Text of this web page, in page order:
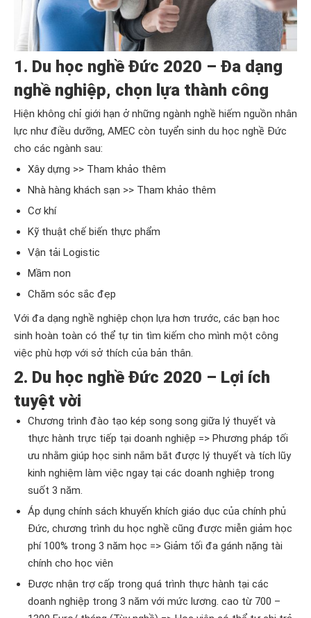
1. Du học nghề Đức 2020 – Đa dạng
nghề nghiệp, chọn lựa thành công
Hiện không chỉ giới hạn ở những ngành nghề hiếm nguồn nhân
lực như điều dưỡng, AMEC còn tuyển sinh du học nghề Đức
cho các ngành sau:
Xây dựng >> Tham khảo thêm
Nhà hàng khách sạn >> Tham khảo thêm
Cơ khí
Kỹ thuật chế biến thực phẩm
Vận tải Logistic
Mầm non
Chăm sóc sắc đẹp
Với đa dạng nghề nghiệp chọn lựa hơn trước, các bạn hoc
sinh hoàn toàn có thể tự tin tìm kiếm cho mình một công
việc phù hợp với sở thích của bản thân.
2. Du học nghề Đức 2020 – Lợi ích
tuyệt vời
Chương trình đào tạo kép song song giữa lý thuyết và
thực hành trực tiếp tại doanh nghiệp => Phương pháp tối
ưu nhằm giúp học sinh nắm bắt được lý thuyết và tích lũy
kinh nghiệm làm việc ngay tại các doanh nghiệp trong
suốt 3 năm.
Áp dụng chính sách khuyến khích giáo dục của chính phủ
Đức, chương trình du học nghề cũng được miễn giảm học
phí 100% trong 3 năm học => Giảm tối đa gánh nặng tài
chính cho học viên
Được nhận trợ cấp trong quá trình thực hành tại các
doanh nghiệp trong 3 năm với mức lương. cao từ 700 –